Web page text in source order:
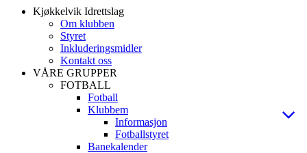
Kjøkkelvik Idrettslag
Om klubben
Styret
Inkluderingsmidler
Kontakt oss
VÅRE GRUPPER
FOTBALL
Fotball
Klubbem
Informasjon
Fotballstyret
Banekalender